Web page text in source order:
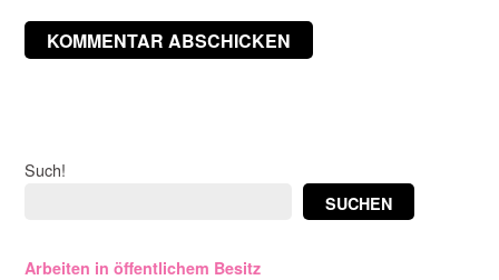
Such!
SUCHEN
Arbeiten in öffentlichem Besitz